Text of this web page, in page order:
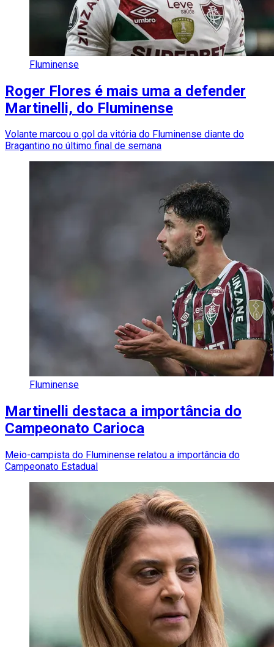
Fluminense
Roger Flores é mais uma a defender
Martinelli, do Fluminense
Volante marcou o gol da vitória do Fluminense diante do
Bragantino no último final de semana
Fluminense
Martinelli destaca a importância do
Campeonato Carioca
Meio-campista do Fluminense relatou a importância do
Campeonato Estadual